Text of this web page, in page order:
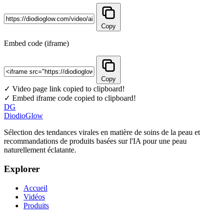
Copy
Embed code (iframe)
Copy
✓ Video page link copied to clipboard!
✓ Embed iframe code copied to clipboard!
DG
DiodioGlow
Sélection des tendances virales en matière de soins de la peau et
recommandations de produits basées sur l'IA pour une peau
naturellement éclatante.
Explorer
Accueil
Vidéos
Produits